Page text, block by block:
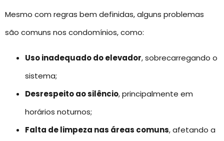
Mesmo com regras bem definidas, alguns problemas
são comuns nos condomínios, como:
Uso inadequado do elevador, sobrecarregando o
sistema;
Desrespeito ao silêncio, principalmente em
horários noturnos;
Falta de limpeza nas áreas comuns, afetando a